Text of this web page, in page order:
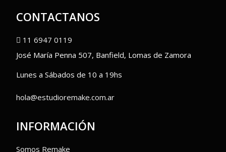
CONTACTANOS
11 6947 0119
José María Penna 507, Banfield, Lomas de Zamora
Lunes a Sábados de 10 a 19hs
hola@estudioremake.com.ar
INFORMACIÓN
Somos Remake